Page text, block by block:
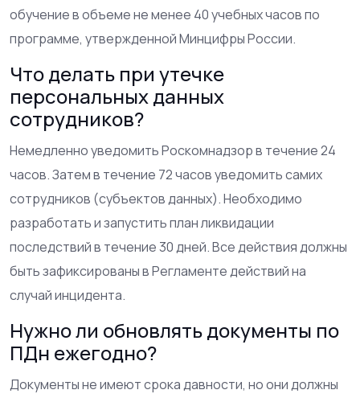
обучение в объеме не менее 40 учебных часов по
программе, утвержденной Минцифры России.
Что делать при утечке
персональных данных
сотрудников?
Немедленно уведомить Роскомнадзор в течение 24
часов. Затем в течение 72 часов уведомить самих
сотрудников (субъектов данных). Необходимо
разработать и запустить план ликвидации
последствий в течение 30 дней. Все действия должны
быть зафиксированы в Регламенте действий на
случай инцидента.
Нужно ли обновлять документы по
ПДн ежегодно?
Документы не имеют срока давности, но они должны